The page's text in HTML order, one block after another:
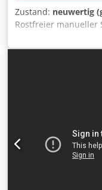
Zustand: neuwertig
Rostfreier manueller